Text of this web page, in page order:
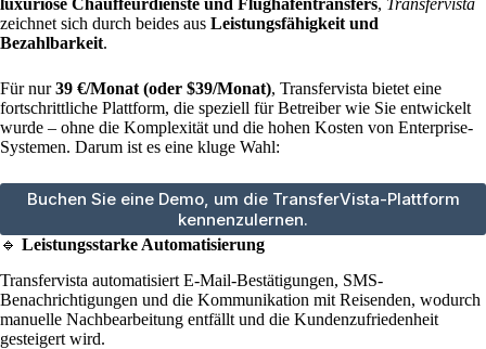
zeichnet sich durch beides aus Leistungsfähigkeit und
Bezahlbarkeit.
Für nur39 €/Monat (oder $39/Monat), Transfervista bietet eine
fortschrittliche Plattform, die speziell für Betreiber wie Sie entwickelt
wurde – ohne die Komplexität und die hohen Kosten von Enterprise-
Systemen. Darum ist es eine kluge Wahl:
Buchen Sie eine Demo, um die TransferVista-Plattform
kennenzulernen.
🔹 Leistungsstarke Automatisierung
Transfervista automatisiert E-Mail-Bestätigungen, SMS-
Benachrichtigungen und die Kommunikation mit Reisenden, wodurch
manuelle Nachbearbeitung entfällt und die Kundenzufriedenheit
gesteigert wird.